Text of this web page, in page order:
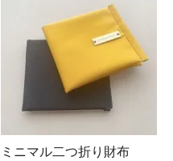
ミニマル二つ折り財布